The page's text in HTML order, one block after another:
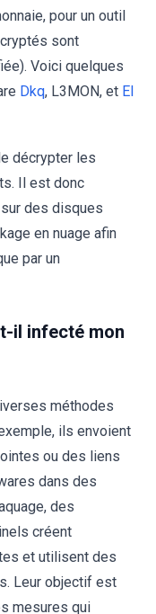
pour un outil
sont
Voici quelques
Dkq, L3MON, et El
décrypter les
Il est donc
des disques
en nuage afin
par un
il infecté mon
méthodes
ils envoient
ou des liens
dans des
des
créent
et utilisent des
Leur objectif est
mesures qui